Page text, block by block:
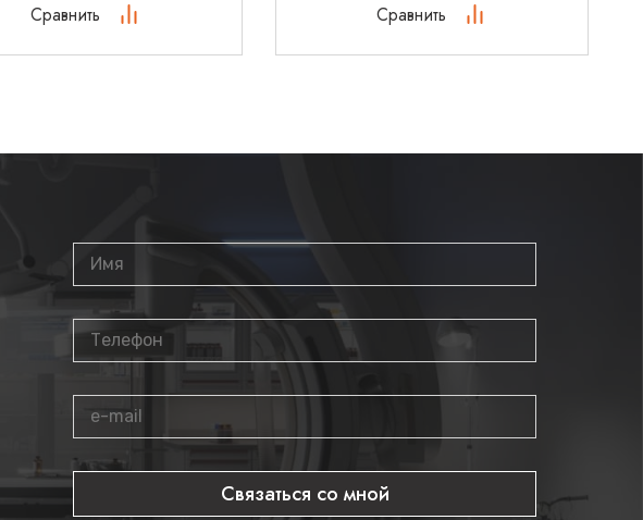
Сравнить Сравнить
Связаться со мной